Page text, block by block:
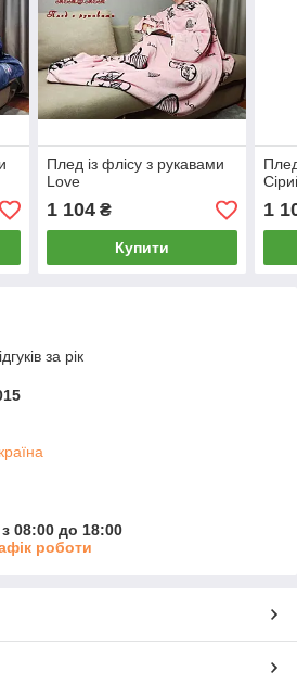
Плед із флісу з рукавами
Love
1 104₴
Купити
1
за рік
08:00 до 18:00
роботи